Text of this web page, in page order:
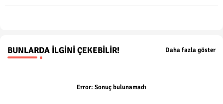
BUNLARDA İLGINI ÇEKEBILIR! Daha fazla göster
Error: Sonuç bulunamadı